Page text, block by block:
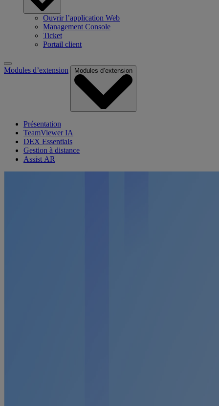
Ouvrir l’application Web
Management Console
Ticket
Portail client
Modules d’extension Modules d’extension
Présentation
TeamViewer IA
DEX Essentials
Gestion à distance
Assist AR